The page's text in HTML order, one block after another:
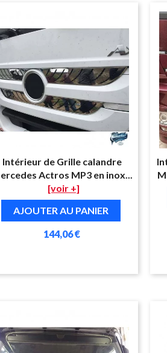
Intérieur de Grille calandre
Actros MP3 en inox...
[voir +]
AJOUTER AU PANIER
144,06 €